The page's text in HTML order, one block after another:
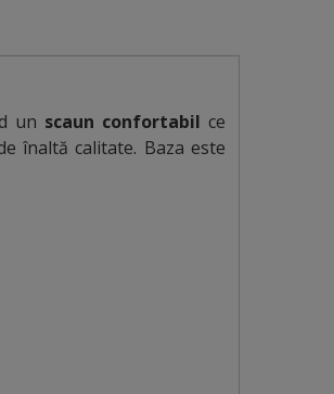
un scaun confortabil ce
înaltă calitate. Baza este